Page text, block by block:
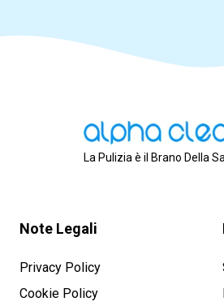
La Pulizia è il Brano Della
Note Legali
Privacy Policy
Cookie Policy